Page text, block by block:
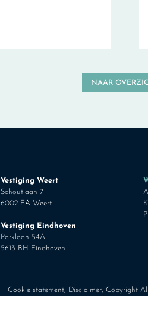
NAAR
Vestiging Weert
Schoutlaan 7
6002 EA Weert
Vestiging Eindhoven
Parklaan 54A
5613 BH Eindhoven
Cookie statement, Disclaimer, Copyright